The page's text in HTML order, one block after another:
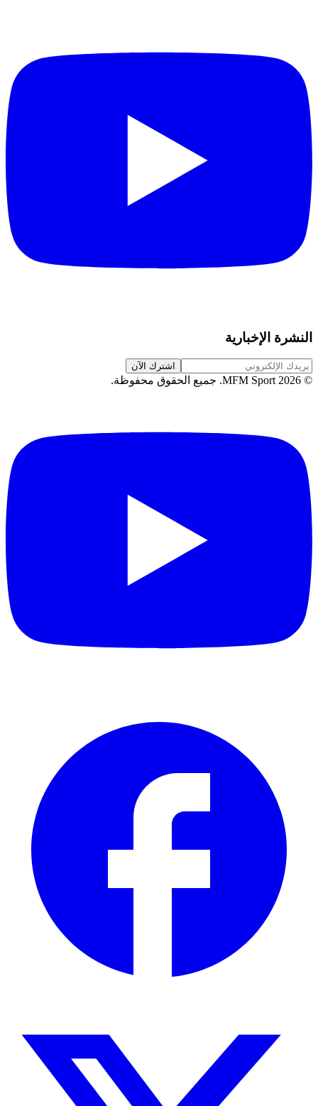
النشرة الإخبارية
اشترك الآن
©
2026 جميع الحقوق محفوظة.